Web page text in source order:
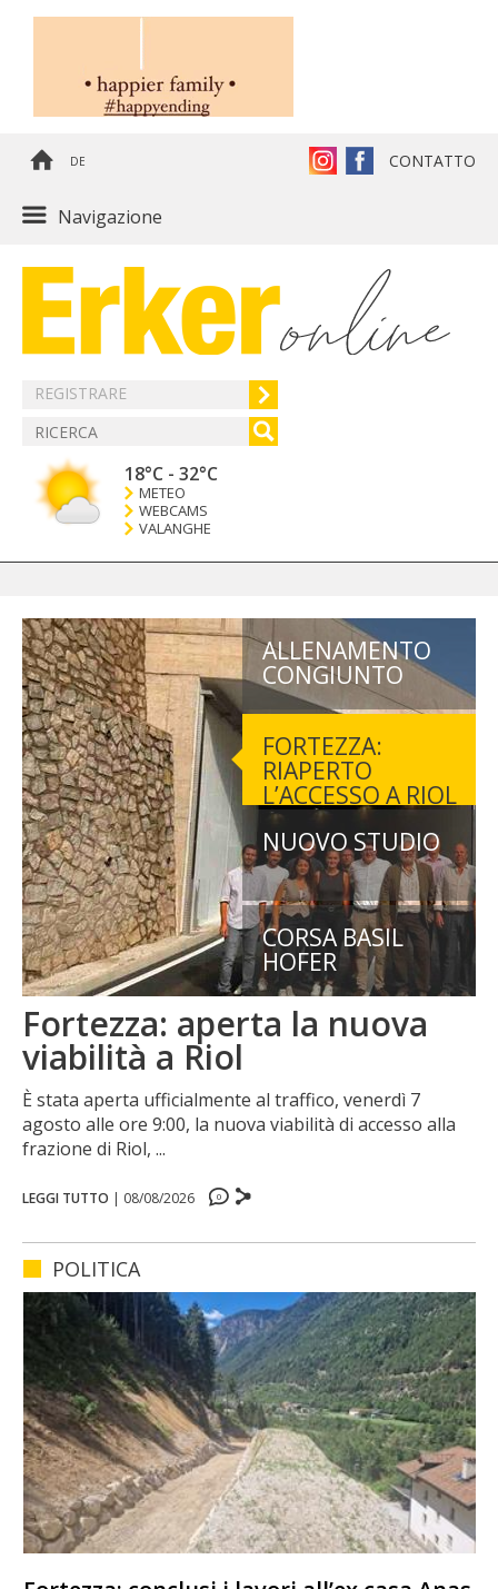
DE CONTATTO
Navigazione
REGISTRARE
18°C - 32°C
METEO
WEBCAMS
VALANGHE
ALLENAMENTO
CONGIUNTO
FORTEZZA:
RIAPERTO
L’ACCESSO A RIOL
NUOVO STUDIO
CORSA BASIL
HOFER
0
Fortezza: aperta la nuova
viabilità a Riol
È stata aperta ufficialmente al traffico, venerdì 7
agosto alle ore 9:00, la nuova viabilità di accesso alla
frazione di Riol, ...
LEGGI TUTTO | 08/08/2026 000
POLITICA